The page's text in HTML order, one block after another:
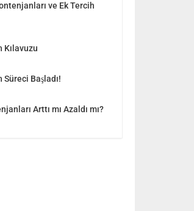
ve Ek Tercih
Kılavuzu
Süreci Başladı!
Arttı mı Azaldı mı?